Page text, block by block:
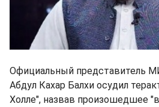
Официальный представитель
Абдул Кахар Балхи осудил
Холле", назвав произошедшее